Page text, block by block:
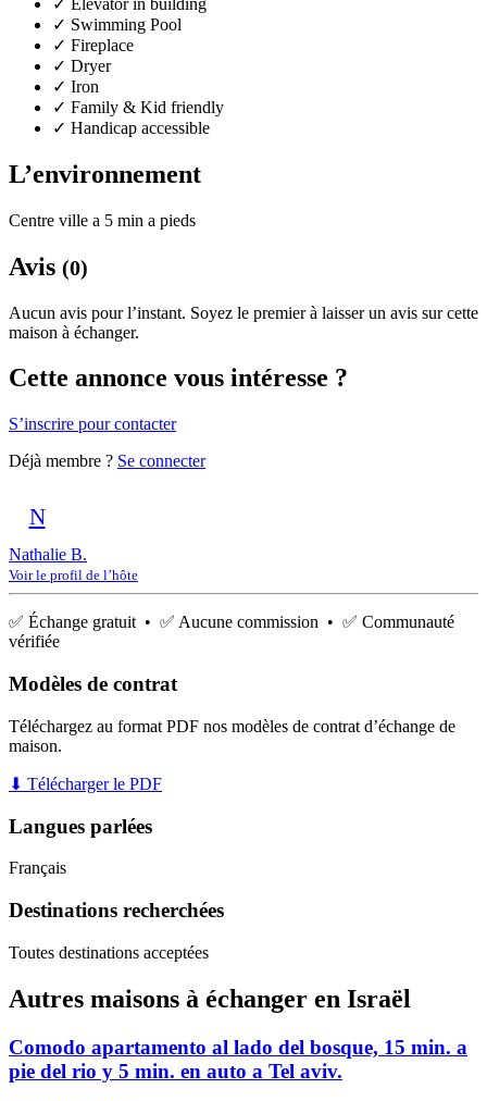
✓ Elevator in building
✓ Swimming Pool
✓ Fireplace
✓ Dryer
✓ Iron
✓ Family & Kid friendly
✓ Handicap accessible
L’environnement
Centre ville a 5 min a pieds
Avis (0)
Aucun avis pour l’instant. Soyez le premier à laisser un avis sur cette
maison à échanger.
Cette annonce vous intéresse ?
S’inscrire pour contacter
Déjà membre ? Se connecter
N
Nathalie B.
Voir le profil de l’hôte
✅ Échange gratuit • ✅ Aucune commission • ✅ Communauté
vérifiée
Modèles de contrat
Téléchargez au format PDF nos modèles de contrat d’échange de
maison.
⬇ Télécharger le PDF
Langues parlées
Français
Destinations recherchées
Toutes destinations acceptées
Autres maisons à échanger en Israël
Comodo apartamento al lado del bosque, 15 min. a
pie del rio y 5 min. en auto a Tel aviv.